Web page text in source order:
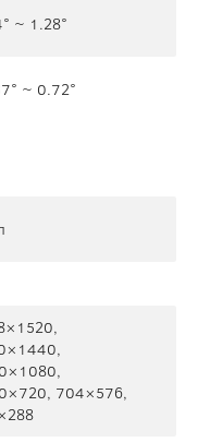
~ 1.28°
~ 0.72°
704×576,